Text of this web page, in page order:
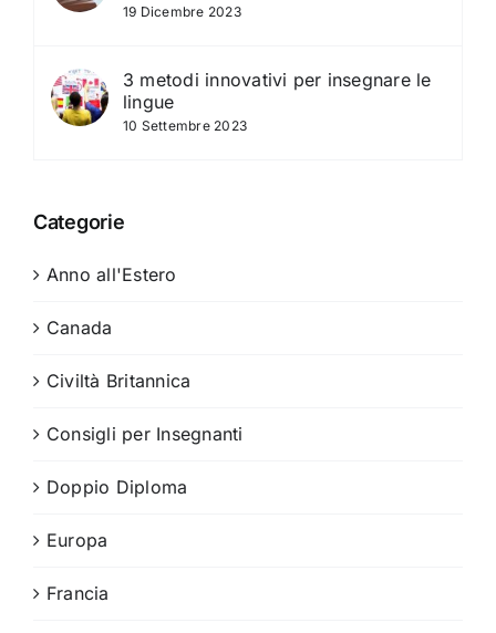
19 Dicembre 2023
3 metodi innovativi per insegnare le
lingue
10 Settembre 2023
Categorie
Anno all'Estero
Canada
Civiltà Britannica
Consigli per Insegnanti
Doppio Diploma
Europa
Francia